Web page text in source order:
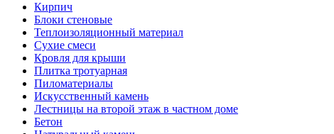
Кирпич
Блоки стеновые
Теплоизоляционный материал
Сухие смеси
Кровля для крыши
Плитка тротуарная
Пиломатериалы
Искусственный камень
Лестницы на второй этаж в частном доме
Бетон